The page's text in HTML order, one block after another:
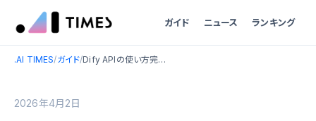
ガイド ニュース ランキング
.AI TIMES/ガイド/ Dify APIの使い方完全ガイド：ワークフローをAPI化してアプリに組み込む方法
2026年4月2日